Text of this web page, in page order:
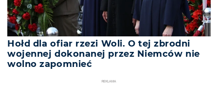
Hołd dla ofiar rzezi Woli. O tej zbrodni
wojennej dokonanej przez Niemców nie
wolno zapomnieć
REKLAMA